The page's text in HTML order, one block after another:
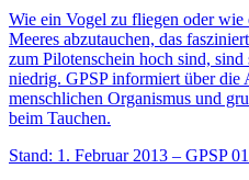
Wie ein Vogel zu fliegen oder wie
Meeres abzutauchen, das
zum Pilotenschein hoch sind, sind
niedrig. GPSP informiert über die
menschlichen Organismus und
beim Tauchen.
Stand: 1. Februar 2013 – GPSP